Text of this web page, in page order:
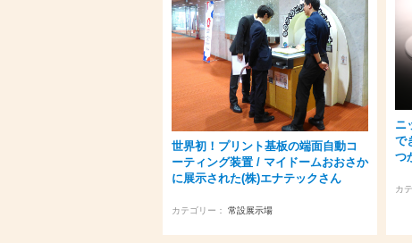
世界初！プリント基板の端面自動コ
ーティング装置 / マイドームおおさか
に展示された(株)エナテックさん
カテゴリー： 常設展示場
ニ
で
つ
カ